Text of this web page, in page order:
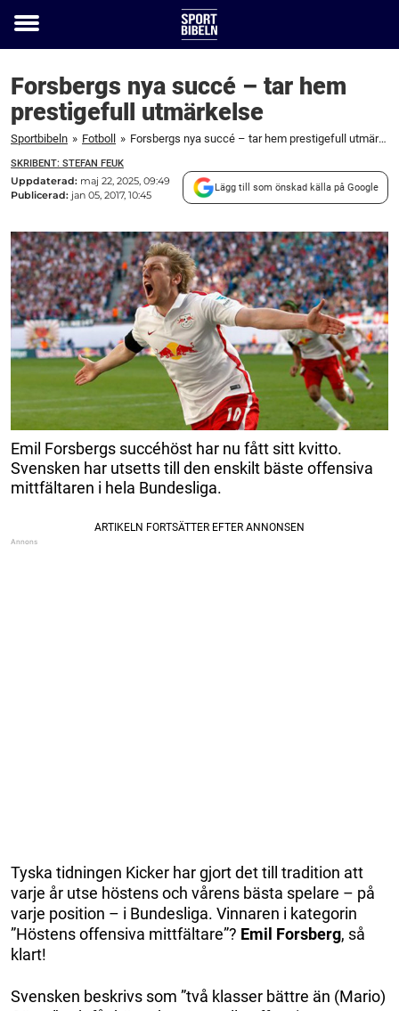
Toggle
Forsbergs nya succé – tar hem
prestigefull utmärkelse
Sportbibeln » Fotboll » Forsbergs nya succé – tar hem prestigefull utmärkelse
SKRIBENT: STEFAN FEUK
Uppdaterad: maj 22, 2025, 09:49
Publicerad: jan 05, 2017, 10:45
Lägg till som önskad källa på Google
Emil Forsbergs succéhöst har nu fått sitt kvitto.
Svensken har utsetts till den enskilt bäste offensiva
mittfältaren i hela Bundesliga.
Tyska tidningen Kicker har gjort det till tradition att
varje år utse höstens och vårens bästa spelare – på
varje position – i Bundesliga. Vinnaren i kategorin
”Höstens offensiva mittfältare”? Emil Forsberg, så
klart!
Svensken beskrivs som ”två klasser bättre än (Mario)